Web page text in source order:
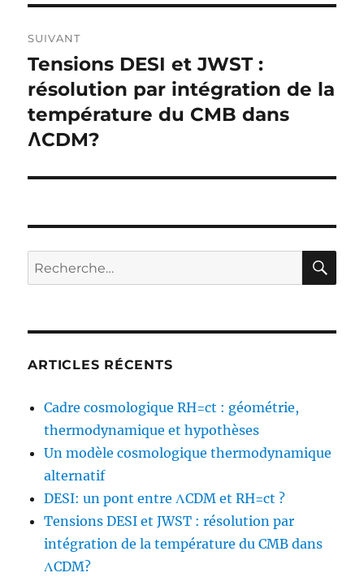
SUIVANT
Publication
suivante :
Tensions DESI et JWST :
résolution par intégration de la
température du CMB dans
ΛCDM?
Recherche
pour :
ARTICLES RÉCENTS
Cadre cosmologique RH=ct : géométrie,
thermodynamique et hypothèses
Un modèle cosmologique thermodynamique
alternatif
DESI: un pont entre ΛCDM et RH=ct ?
Tensions DESI et JWST : résolution par
intégration de la température du CMB dans
ΛCDM?